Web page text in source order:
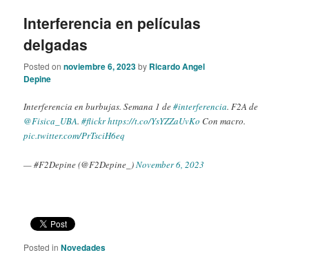
Interferencia en películas
delgadas
Posted onnoviembre 6, 2023by Ricardo Angel
Depine
Interferencia en burbujas. Semana 1 de#interferencia. F2A de
@Fisica_UBA.#flickrhttps://t.co/YsYZZaUvKo Con macro.
pic.twitter.com/PrTsciH6eq
— #F2Depine (@F2Depine_)November 6, 2023
Posted in Novedades